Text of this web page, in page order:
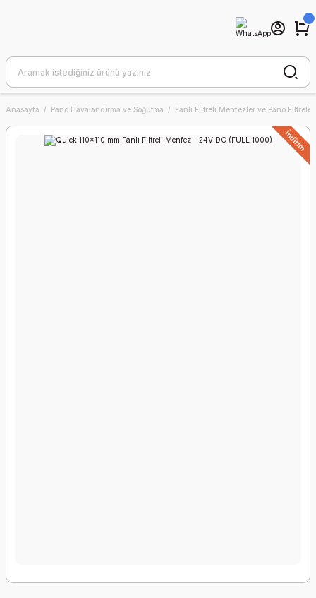
Anasayfa Pano Havalandırma ve Soğutma Fanlı Filtreli Menfezler ve Pano Filtreleri
İndirim